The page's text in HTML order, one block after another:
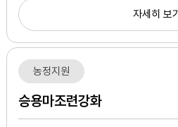
자세히 보기
농정지원
승용마조련강화